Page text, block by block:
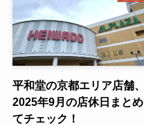
平和堂の京都エリア店舗、
2025年9月の店休日まとめ
てチェック！